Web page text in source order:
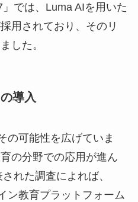
では、Luma AIを用いた
用されており、そのリ
した。
導入
の可能性を広げていま
の分野での応用が進ん
れた調査によれば、
ン教育プラットフォーム